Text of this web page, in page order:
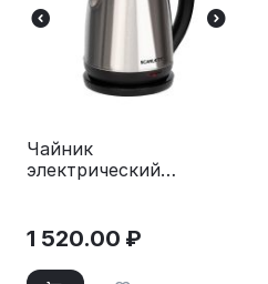
Чайник
электрический
1 520.00 ₽